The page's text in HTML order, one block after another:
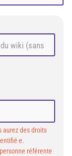
aurez des droits
référente